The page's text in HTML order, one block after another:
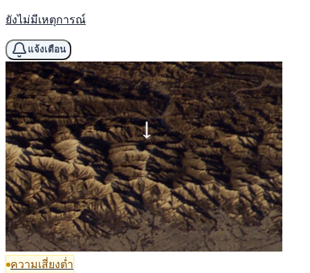
ยังไม่มีเหตุการณ์
แจ้งเตือน
ความเสี่ยงต่ำ